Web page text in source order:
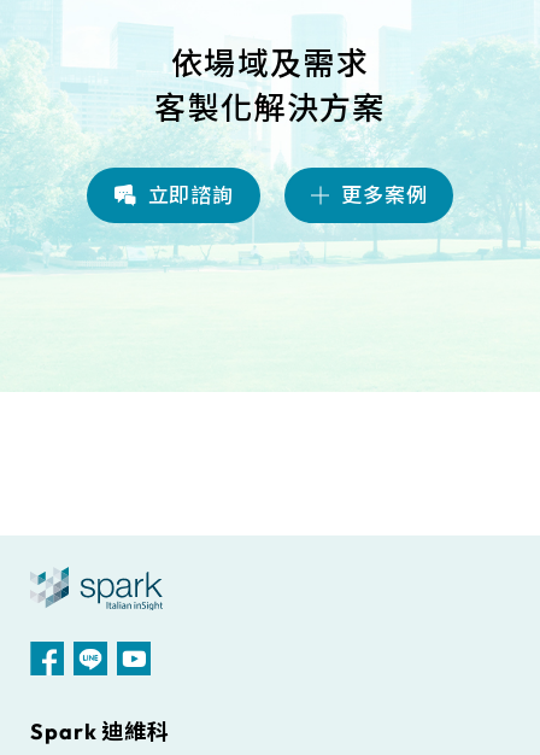
依場域及需求
客製化解決方案
立即諮詢 更多案例
Spark 迪維科